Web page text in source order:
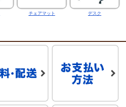
チェアマット デスク